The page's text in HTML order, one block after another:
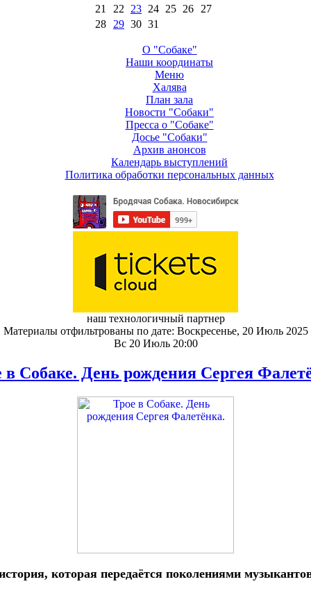
21
22 23 24 25 26
27
28
29 30 31
О "Собаке"
Наши координаты
Меню
Халява
План зала
Новости "Собаки"
Пресса о "Собаке"
Досье "Собаки"
Архив анонсов
Календарь выступлений
Политика обработки персональных данных
наш технологичный партнер
Материалы отфильтрованы по дате: Воскресенье, 20 Июль 2025
Вс 20 Июль 20:00
в Собаке. День рождения Сергея
которая передаётся поколениями